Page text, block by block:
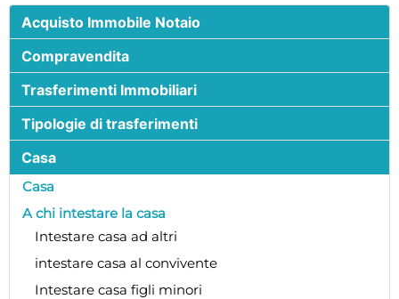
Acquisto Immobile Notaio
Compravendita
Trasferimenti Immobiliari
Tipologie di trasferimenti
Casa
Casa
A chi intestare la casa
Intestare casa ad altri
intestare casa al convivente
Intestare casa figli minori